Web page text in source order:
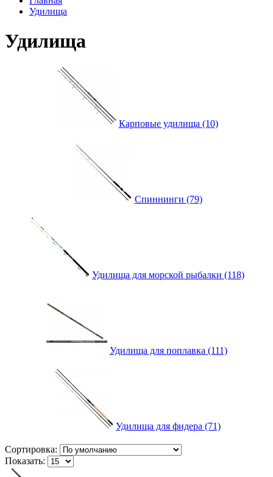
Удилища
Удилища
Карповые удилища (10)
Спиннинги (79)
Удилища для морской рыбалки (118)
Удилища для поплавка (111)
Удилища для фидера (71)
Сортировка:
Показать: